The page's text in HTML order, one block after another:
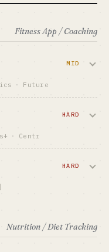
Fitness App / Coaching
· Future
矯正動
+ 多模態把
做到
月人工教
MID
· Centr
。Peloton
軟體版
HARD
貼。
HARD
Nutrition / Diet Tracking